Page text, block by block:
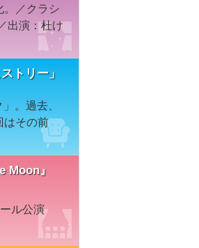
。／クラシ
出演：杜け
トリー」
。過去、
はその前
Moon』
ル公演